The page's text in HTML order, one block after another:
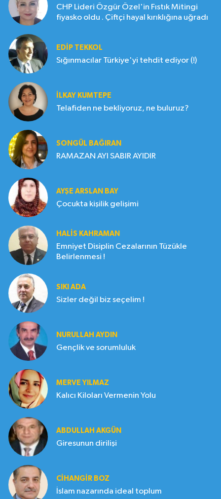
CHP Lideri Özgür Özel'in Fıstık Mitingi
fiyasko oldu . Çiftçi hayal kırıklığına uğradı
EDIP TEKKOL
Sığınmacılar Türkiye'yi tehdit ediyor (!)
İLKAY KUMTEPE
Telafiden ne bekliyoruz, ne buluruz?
SONGÜL BAĞIRAN
RAMAZAN AYI SABIR AYIDIR
AYŞE ARSLAN BAY
Çocukta kişilik gelişimi
HALIS KAHRAMAN
Emniyet Disiplin Cezalarının Tüzükle
Belirlenmesi !
SIKI ADA
Sizler değil biz seçelim !
NURULLAH AYDIN
Gençlik ve sorumluluk
MERVE YILMAZ
Kalıcı Kiloları Vermenin Yolu
ABDULLAH AKGÜN
Giresunun dirilişi
CIHANGIR BOZ
İslam nazarında ideal toplum